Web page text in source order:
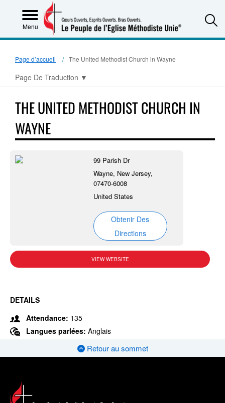
Menu
Page d’accueil The United Methodist Church in Wayne
Page De Traduction ▼
THE UNITED METHODIST CHURCH IN
WAYNE
99 Parish Dr
Wayne, New Jersey,
07470-6008
United States
Obtenir Des
Directions
VIEW WEBSITE
DETAILS
Attendance: 135
Langues parlées: Anglais
Retour au sommet